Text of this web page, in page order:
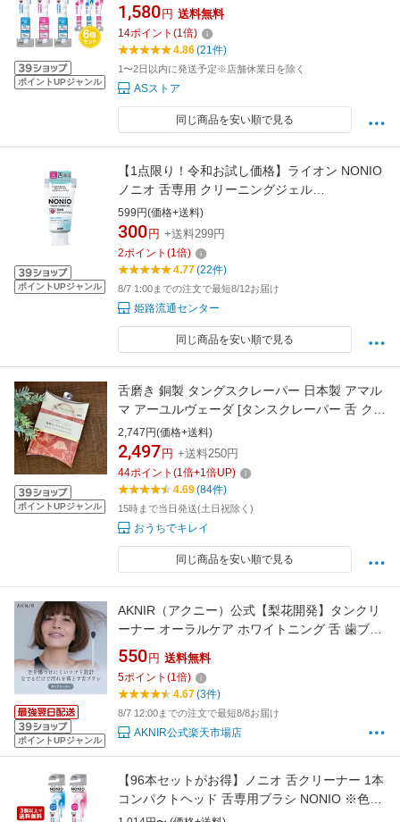
ポイントUPジャンル
1,580 円 送料無料
14ポイント (1倍)
4.86(21件)
1〜2日以内に発送予定※店舗休業日を除く
ASストア
同じ商品を安い順で見る
ポイントUPジャンル
【1点限り！令和お試し価格】ライオン NONIO
ノニオ 舌専用 クリーニングジェル
45g(49795462)
599円(価格+送料)
300 円 +送料299円
2ポイント (1倍)
4.77(22件)
8/7 1:00までの注文で最短8/12お届け
姫路流通センター
同じ商品を安い順で見る
ポイントUPジャンル
舌磨き 銅製 タングスクレーパー 日本製 アマル
マ アーユルヴェーダ [タンスクレーパー 舌 クリ
ーナー 口臭予防 舌の清掃 舌ブラシ 舌磨き 舌ク
リーナー オーラルケア 口腔ケア 舌苔取り ミシ
ュラ・キョウコ] 『メール便可』
2,747円(価格+送料)
2,497 円 +送料250円
44ポイント (1倍+1倍UP)
4.69(84件)
15時まで当日発送(土日祝除く)
おうちでキレイ
同じ商品を安い順で見る
ポイントUPジャンル
AKNIR（アクニー）公式【梨花開発】タンクリ
ーナー オーラルケア ホワイトニング 舌 歯ブラ
シ 歯磨き粉 歯磨き 自宅 口臭 虫歯 歯周病 口腔
内フローラ ジェル 人気 おすすめ ギフト プレゼ
ント 女性 母の日
550 円 送料無料
5ポイント (1倍)
4.67(3件)
8/7 12:00までの注文で最短8/8お届け
AKNIR公式楽天市場店
【96本セットがお得】ノニオ 舌クリーナー 1本
コンパクトヘッド 舌専用ブラシ NONIO ※色は
お選びいただけません ライオン(LION)